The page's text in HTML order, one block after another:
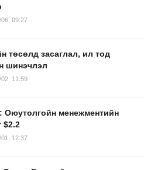
06, 09:27
төсөлд засаглал, ил тод
шинэчлэл
02, 11:59
Оюутолгойн менежментийн
$2.2
01, 12:37